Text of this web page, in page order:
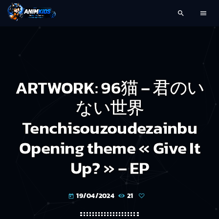
search menu
ARTWORK: 96猫 – 君のい
ない世界
Tenchisouzoudezainbu
Opening theme « Give It
Up? » – EP
today 19/04/2024 21